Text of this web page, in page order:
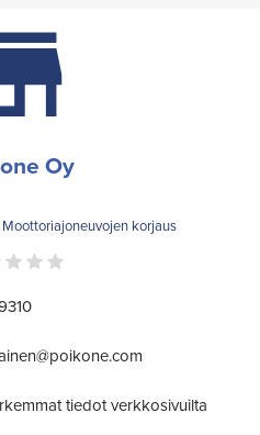
Oy
korjaus
tiedot verkkosivuilta